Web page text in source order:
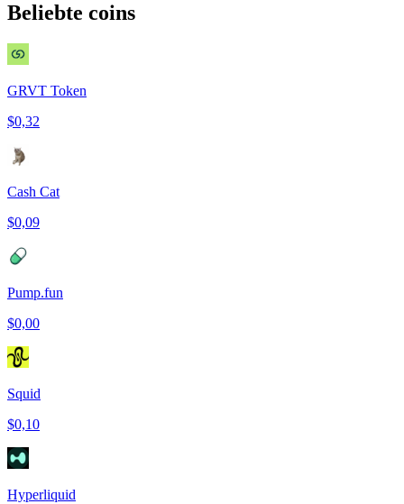
Beliebte coins
GRVT Token
$0,32
Cash Cat
$0,09
Pump.fun
$0,00
Squid
$0,10
Hyperliquid